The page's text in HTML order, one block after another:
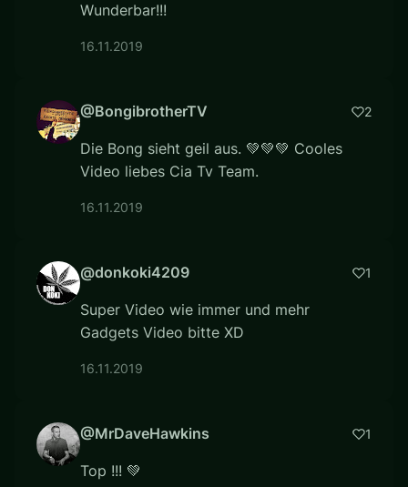
Wunderbar!!!
16.11.2019
@BongibrotherTV 2
Die Bong sieht geil aus. 💚💚💚 Cooles
Video liebes Cia Tv Team.
16.11.2019
@donkoki4209 1
Super Video wie immer und mehr
Gadgets Video bitte XD
16.11.2019
@MrDaveHawkins 1
Top !!! 💚